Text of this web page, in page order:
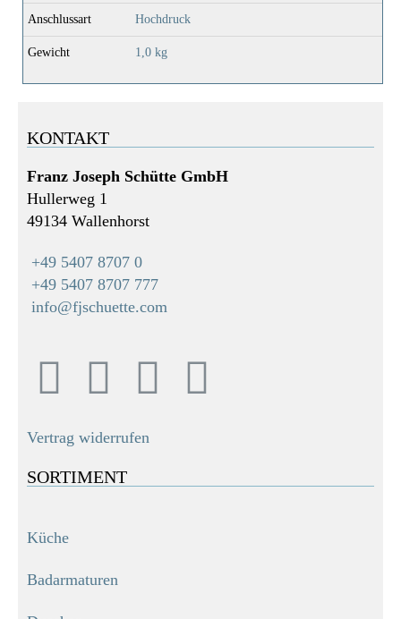
Anschlussart Hochdruck
Gewicht 1,0 kg
KONTAKT
Franz Joseph Schütte GmbH
Hullerweg 1
49134 Wallenhorst
+49 5407 8707 0
+49 5407 8707 777
info@fjschuette.com
Vertrag widerrufen
SORTIMENT
Küche
Badarmaturen